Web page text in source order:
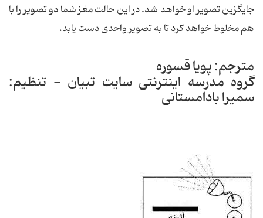
جایگزین تصویر او خواهد شد. در این حالت مغز شما دو تصویر را با
هم مخلوط خواهد کرد تا به تصویر واحدی دست یابد.
مترجم: پویا قسوره
گروه مدرسه اینترنتی سایت تبیان - تنظیم:
سمیرا بادامستانی